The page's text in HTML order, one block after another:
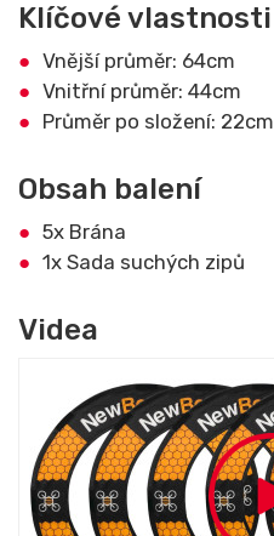
Klíčové vlastnosti
Vnější průměr: 64cm
Vnitřní průměr: 44cm
Průměr po složení: 22cm
Obsah balení
5x Brána
1x Sada suchých zipů
Videa